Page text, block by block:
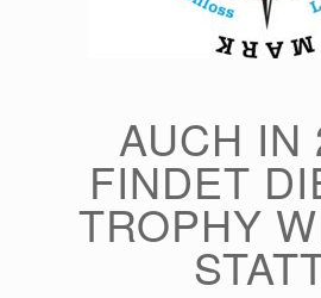
AUCH IN
FINDET
TROPHY